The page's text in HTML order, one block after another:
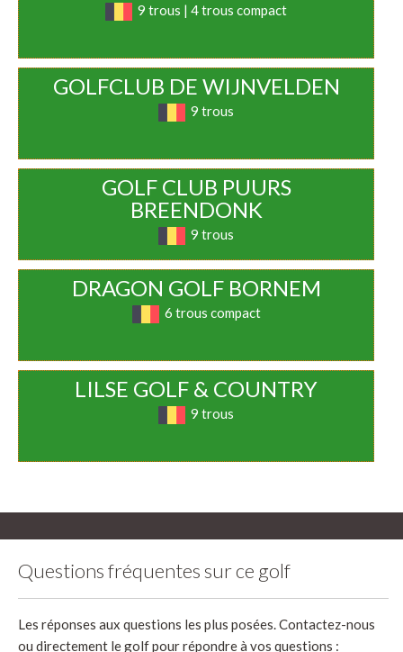
9 trous | 4 trous compact
GOLFCLUB DE WIJNVELDEN
9 trous
GOLF CLUB PUURS
BREENDONK
9 trous
DRAGON GOLF BORNEM
6 trous compact
LILSE GOLF & COUNTRY
9 trous
Questions fréquentes sur ce golf
Les réponses aux questions les plus posées. Contactez-nous
ou directement le golf pour répondre à vos questions :